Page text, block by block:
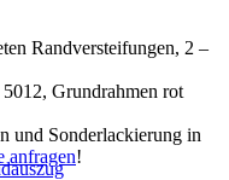
Randversteifungen, 2 –
Grundrahmen rot
und Sonderlackierung in
anfragen!